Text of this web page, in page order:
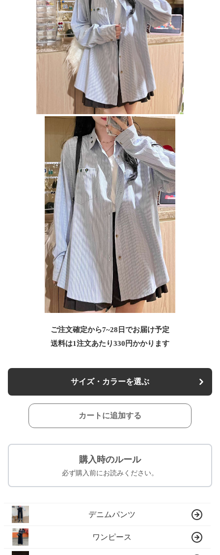
ご注文確定から7~28日でお届け予定
送料は1注文あたり330 円かかります
サイズ・カラーを選ぶ
カートに追加する
購入時のルール
必ず購入前にお読みください。
デニムパンツ
ワンピース